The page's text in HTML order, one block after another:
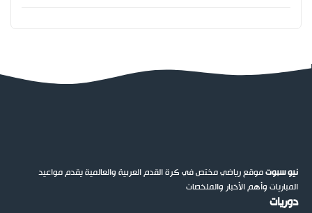
نيو سبوتموقع رياضي مختص في كرة القدم العربية والعالمية يقدم مواعيد
المباريات وأهم الأخبار والملخصات
دوريات